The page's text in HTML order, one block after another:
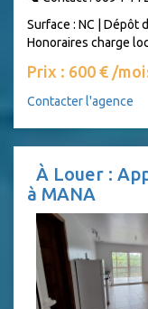
Surface : NC | Dépôt
Honoraires charge
Prix : 600 € /
Contacter l'agence
À Louer :
à MANA